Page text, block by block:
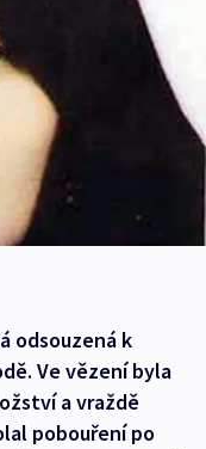
odsouzená k
Ve vězení byla
a vraždě
pobouření po